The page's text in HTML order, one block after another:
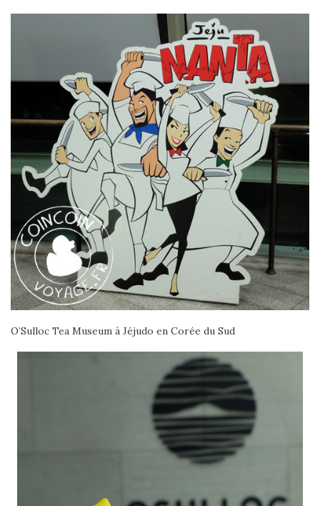
O’Sulloc Tea Museum à Jéjudo en Corée du Sud